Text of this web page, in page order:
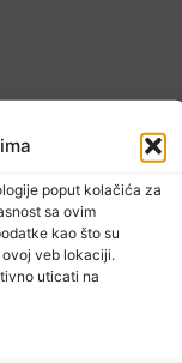
poput kolačića za
sa ovim
kao što su
veb lokaciji.
uticati na
Požari
se i BiH